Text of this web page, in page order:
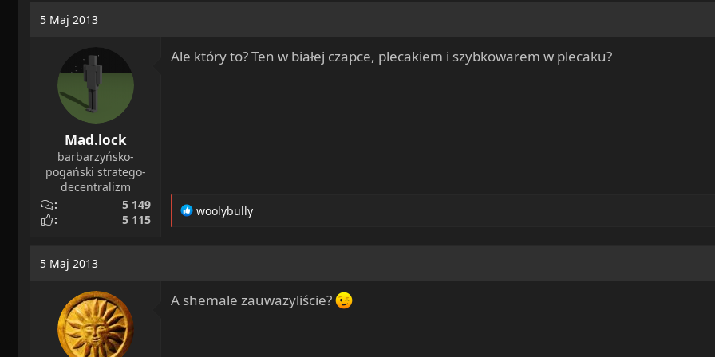
a
d
5 Maj 2013
Mad.lock
barbarzyńsko-
pogański stratego-
decentralizm
5 149
5 115
Ale który to? Ten w białej czapce, plecakiem i szybkowarem w plecaku?
R
o
woolybully
5 Maj 2013
A shemale zauwazyliście?